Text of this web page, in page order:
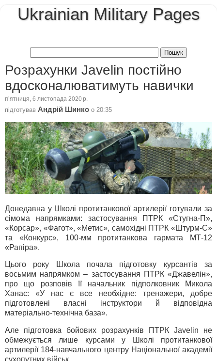
Ukrainian Military Pages
Розрахунки Javelin постійно
вдосконалюватимуть навички
пʼятниця, 6 листопада 2020 р.
підготував Андрій Шинко о 20:35
Донедавна у Школі протитанкової артилерії готували за
сімома напрямками: застосування ПТРК «Стугна-П»,
«Корсар», «Фагот», «Метис», самохідні ПТРК «Штурм-С»
та «Конкурс», 100-мм протитанкова гармата МТ-12
«Рапіра».
Цього року Школа почала підготовку курсантів за
восьмим напрямком – застосування ПТРК «Джавелін»,
про що розповів її начальник підполковник Микола
Ханас: «У нас є все необхідне: тренажери, добре
підготовлені власні інструктори й відповідна
матеріально-технічна база».
Але підготовка бойових розрахунків ПТРК Javelin не
обмежується лише курсами у Школі протитанкової
артилерії 184-навчального центру Національної академії